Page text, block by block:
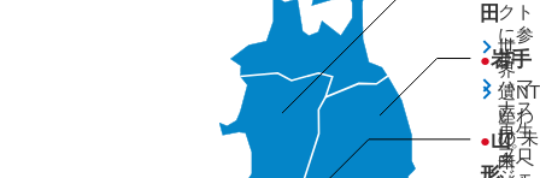
クト
に参
加
ハマ
ナス
再生
プロ
田
世
界
遺
産
の
白
●岩手
「
いわ
て 未
来へ
●山